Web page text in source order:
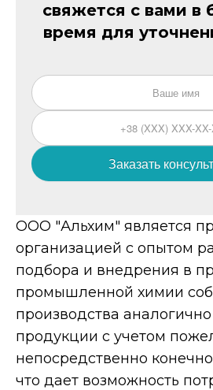
свяжется с вами
время для
Заказать
ООО "Альхим" является
организацией с опытом
подбора и внедрения в
промышленной химии
производства
продукции с учетом
непосредственно
что дает возможность